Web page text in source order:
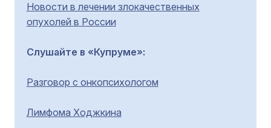
Новости в лечении злокачественных
опухолей в России
Слушайте в «Купруме»:
Разговор с онкопсихологом
Лимфома Ходжкина